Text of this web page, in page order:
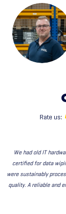
Rate us:
We had old IT
certified for data
were sustainably
quality. A reliable and